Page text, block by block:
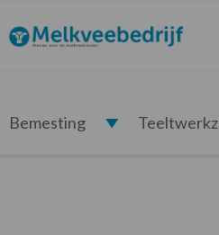
de
hoofdnavigatie
de
hoofd
de
eerste
de
voettekst
Melkveebedrijf.nl
Bemesting